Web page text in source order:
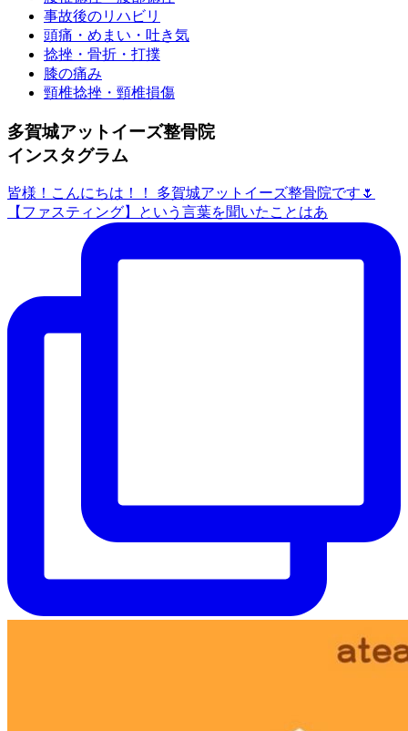
事故後のリハビリ
頭痛・めまい・吐き気
捻挫・骨折・打撲
膝の痛み
頸椎捻挫・頸椎損傷
多賀城アットイーズ整骨院
インスタグラム
皆様！こんにちは！！ 多賀城アットイーズ整骨院です🌷
【ファスティング】という言葉を聞いたことはあ